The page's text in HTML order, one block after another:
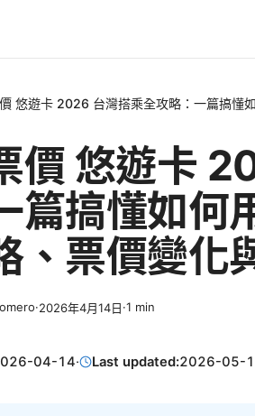
悠遊卡 2026 台灣搭乘全攻略：一篇搞懂
價 悠遊卡
篇搞懂如何
、票價變化
·2026年4月14日·1 min
04-14· Last updated:2026-05-